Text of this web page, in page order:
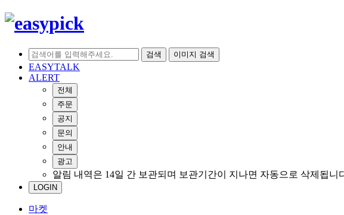
검색 이미지 검색
EASYTALK
ALERT
전체
주문
공지
문의
안내
광고
알림 내역은 14일 간 보관되며 보관기간이 지나면 자동으로 삭제됩니
LOGIN
마켓